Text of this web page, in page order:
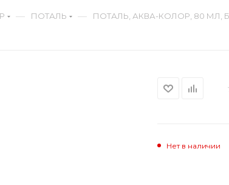
— ПОТАЛЬ — ПОТАЛЬ, АКВА-КОЛОР, 80 МЛ,
Нет в наличии